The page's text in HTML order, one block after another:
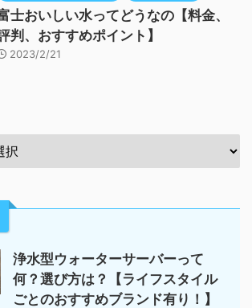
士おいしい水ってどうなの【料金、
判、おすすめポイント】
2023/2/21
浄水型ウォーターサーバーって
何？選び方は？【ライフスタイル
ごとのおすすめブランド有り！】